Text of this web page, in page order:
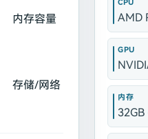
内存容量
存储/网络
CPU
AMD
GPU
内存